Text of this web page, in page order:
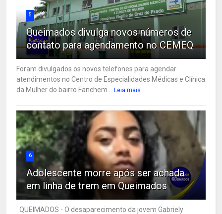
5
Queimados divulga novos números de
contato para agendamento no CEMEQ
Foram divulgados os novos telefones para agendar
atendimentos no Centro de Especialidades Médicas e Clínica
da Mulher do bairro Fanchem...
Leia mais
6
Adolescente morre após ser achada
em linha de trem em Queimados
QUEIMADOS - O desaparecimento da jovem Gabriely